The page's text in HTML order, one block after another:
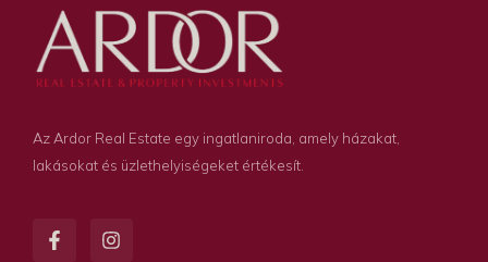
Az Ardor Real Estate egy ingatlaniroda, amely házakat,
lakásokat és üzlethelyiségeket értékesít.